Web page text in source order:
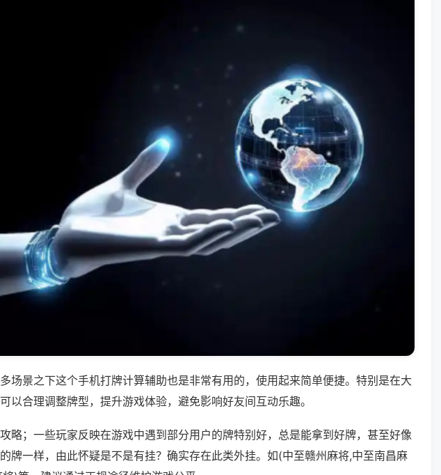
场景之下这个手机打牌计算辅助也是非常有用的，使用起来简单便捷。特别是在大
以合理调整牌型，提升游戏体验，避免影响好友间互动乐趣。
略；一些玩家反映在游戏中遇到部分用户的牌特别好，总是能拿到好牌，甚至好像
牌一样，由此怀疑是不是有挂？确实存在此类外挂。如(中至赣州麻将,中至南昌麻